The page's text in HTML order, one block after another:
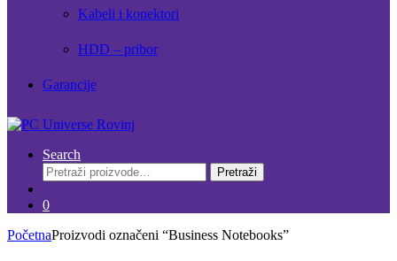
Kabeli i konektori
HDD – pribor
Garancije
Search
Pretraži:
Pretraži
0
PočetnaProizvodi označeni “Business Notebooks”